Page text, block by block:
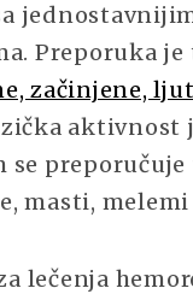
Preporuka je
začinjene,
aktivnost
se
masti,
lečenja